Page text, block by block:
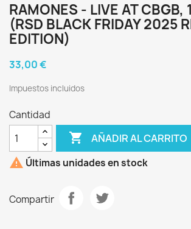
RAMONES - LIVE AT CBGB,
(RSD BLACK FRIDAY 2025
EDITION)
33,00 €
Impuestos incluidos
Cantidad
 AÑADIR AL CARRITO
 Últimas unidades en stock
Compartir